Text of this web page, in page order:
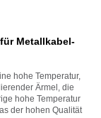
Metallkabel-
hohe Temperatur,
Ärmel, die
hohe Temperatur
der hohen Qualität